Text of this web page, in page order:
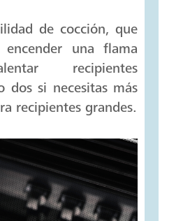
de cocción, que
una flama
recipientes
dos si necesitas más
recipientes grandes.